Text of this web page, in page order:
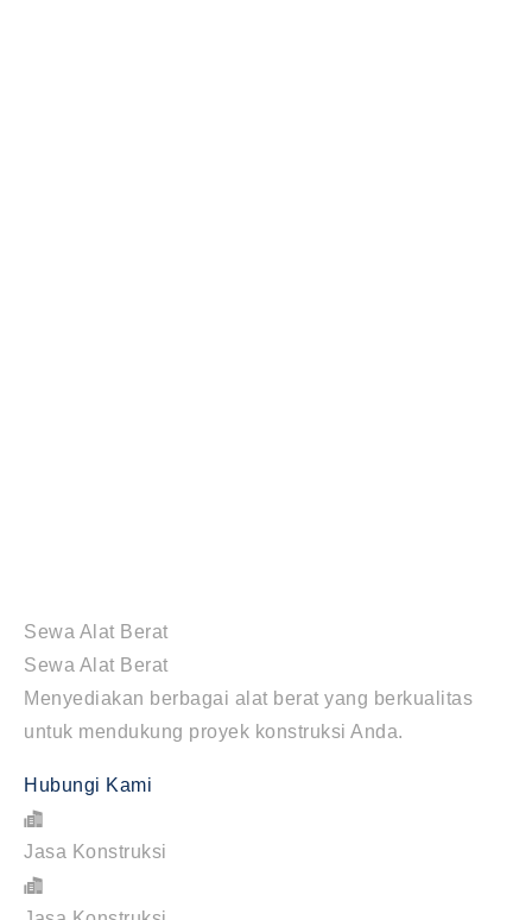
Sewa Alat Berat
Sewa Alat Berat
Menyediakan berbagai alat berat yang berkualitas
untuk mendukung proyek konstruksi Anda.
Hubungi Kami
Jasa Konstruksi